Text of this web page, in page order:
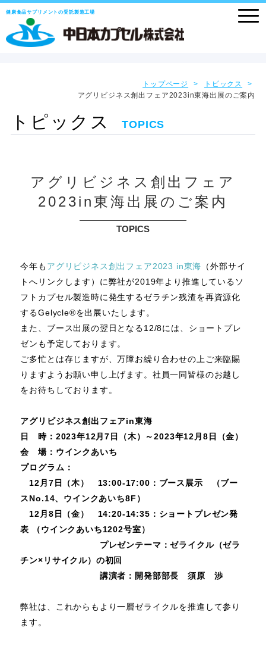
健康食品サプリメントの受託製造工場
トップページ
トピックス
アグリビジネス創出フェア2023in東海出展のご案内
トピックス TOPICS
アグリビジネス創出フェア
2023in東海出展のご案内
TOPICS
今年も アグリビジネス創出フェア2023 in東海 （外部サイ
トへリンクします）に弊社が2019年より推進しているソ
フトカプセル製造時に発生するゼラチン残渣を再資源化
するGelycle®を出展いたします。
また、ブース出展の翌日となる12/8には、ショートプレ
ゼンも予定しております。
ご多忙とは存じますが、万障お繰り合わせの上ご来臨賜
りますようお願い申し上げます。社員一同皆様のお越し
をお待ちしております。
アグリビジネス創出フェアin東海
日 時：2023年12月7日（木）～2023年12月8日（金）
会 場：ウインクあいち
プログラム：
12月7日（木） 13:00-17:00：ブース展示 （ブー
スNo.14、ウインクあいち8F）
12月8日（金） 14:20-14:35：ショートプレゼン発
表 （ウインクあいち1202号室）
プレゼンテーマ：ゼライクル（ゼラ
チン×リサイクル）の初回
講演者：開発部部長 須原 渉
弊社は、これからもより一層ゼライクルを推進して参り
ます。